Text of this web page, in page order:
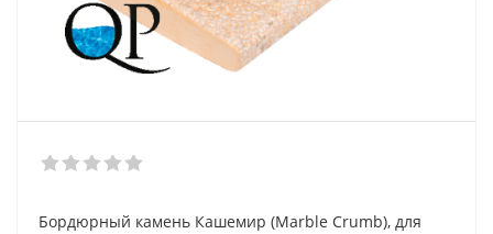
Бордюрный камень Кашемир (Marble Crumb), для